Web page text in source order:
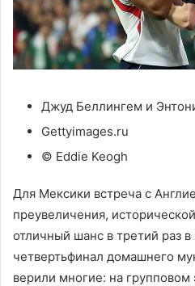
Джуд Беллингем и
Gettyimages.ru
© Eddie Keogh
Для Мексики встреча с
преувеличения,
отличный шанс в третий раз
четвертьфинал домашнего
верили многие: на